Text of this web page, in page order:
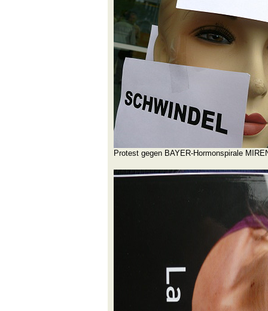
Protest gegen BAYER-Hormonspirale